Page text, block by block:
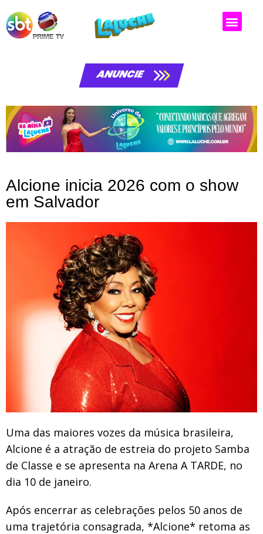
ANUNCIE
Alcione inicia 2026 com o show
em Salvador
Uma das maiores vozes da música brasileira,
Alcione é a atração de estreia do projeto Samba
de Classe e se apresenta na Arena A TARDE, no
dia 10 de janeiro.
Após encerrar as celebrações pelos 50 anos de
uma trajetória consagrada, *Alcione* retoma as